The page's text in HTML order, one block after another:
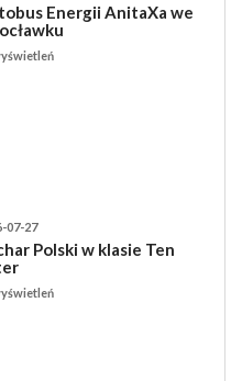
Energii AnitaXa we
07-27
Polski w klasie Ten